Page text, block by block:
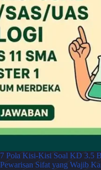
7 Pola Kisi-Kisi Soal KD 3.5
Pewarisan Sifat yang Wajib